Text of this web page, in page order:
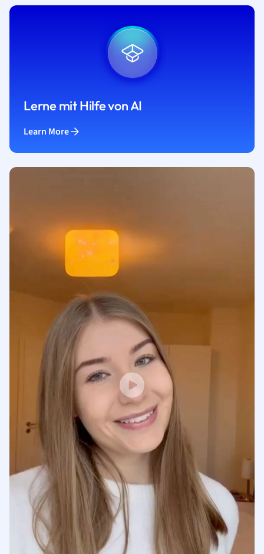
Lerne mit Hilfe von AI
Learn More